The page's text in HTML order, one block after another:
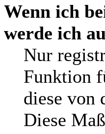
Wenn ich
werde ich
Nur
Funktion
diese von
Diese